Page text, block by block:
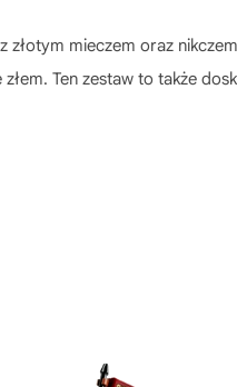
mieczem oraz
Ten zestaw to także